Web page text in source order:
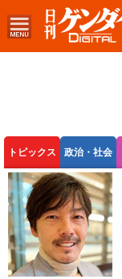
トピックス 政治・社会
ボートレース 競輪